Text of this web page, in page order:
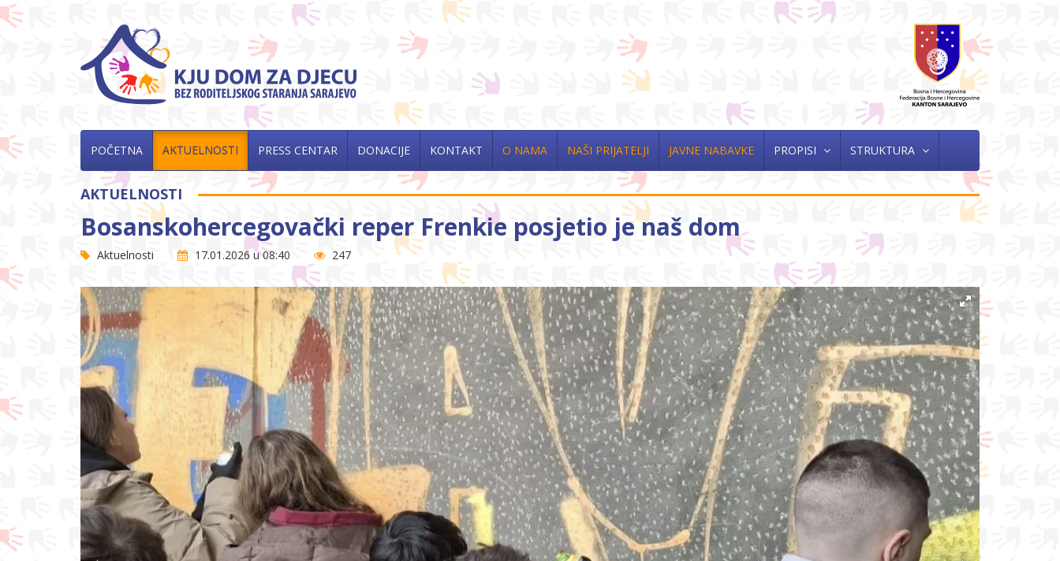
POČETNA AKTUELNOSTI PRESS CENTAR DONACIJE KONTAKT O NAMA NAŠI PRIJATELJI JAVNE NABAVKE PROPISI STRUKTURA
AKTUELNOSTI
Bosanskohercegovački reper Frenkie posjetio je naš dom
Aktuelnosti 17.01.2026 u 08:40 247